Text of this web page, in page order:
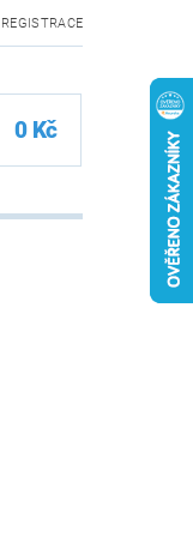
REGISTRACE
0 Kč